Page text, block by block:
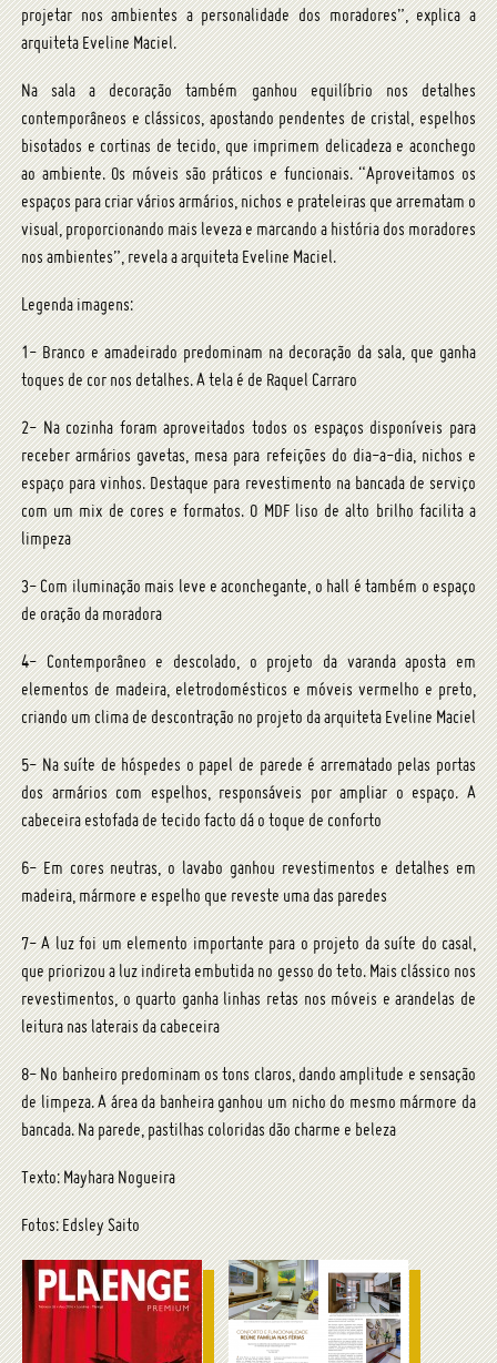
projetar nos ambientes a personalidade dos moradores”, explica a
arquiteta Eveline Maciel.
Na sala a decoração também ganhou equilíbrio nos detalhes
contemporâneos e clássicos, apostando pendentes de cristal, espelhos
bisotados e cortinas de tecido, que imprimem delicadeza e aconchego
ao ambiente. Os móveis são práticos e funcionais. “Aproveitamos os
espaços para criar vários armários, nichos e prateleiras que arrematam o
visual, proporcionando mais leveza e marcando a história dos moradores
nos ambientes”, revela a arquiteta Eveline Maciel.
Legenda imagens:
1- Branco e amadeirado predominam na decoração da sala, que ganha
toques de cor nos detalhes. A tela é de Raquel Carraro
2- Na cozinha foram aproveitados todos os espaços disponíveis para
receber armários gavetas, mesa para refeições do dia-a-dia, nichos e
espaço para vinhos. Destaque para revestimento na bancada de serviço
com um mix de cores e formatos. O MDF liso de alto brilho facilita a
limpeza
3- Com iluminação mais leve e aconchegante, o hall é também o espaço
de oração da moradora
4- Contemporâneo e descolado, o projeto da varanda aposta em
elementos de madeira, eletrodomésticos e móveis vermelho e preto,
criando um clima de descontração no projeto da arquiteta Eveline Maciel
5- Na suíte de hóspedes o papel de parede é arrematado pelas portas
dos armários com espelhos, responsáveis por ampliar o espaço. A
cabeceira estofada de tecido facto dá o toque de conforto
6- Em cores neutras, o lavabo ganhou revestimentos e detalhes em
madeira, mármore e espelho que reveste uma das paredes
7- A luz foi um elemento importante para o projeto da suíte do casal,
que priorizou a luz indireta embutida no gesso do teto. Mais clássico nos
revestimentos, o quarto ganha linhas retas nos móveis e arandelas de
leitura nas laterais da cabeceira
8- No banheiro predominam os tons claros, dando amplitude e sensação
de limpeza. A área da banheira ganhou um nicho do mesmo mármore da
bancada. Na parede, pastilhas coloridas dão charme e beleza
Texto: Mayhara Nogueira
Fotos: Edsley Saito